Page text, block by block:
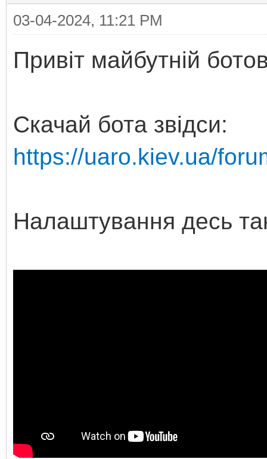
03-04-2024, 11:21 PM
Привіт майбутній
Скачай бота звідси:
https://uaro.kiev.ua/
Налаштування десь